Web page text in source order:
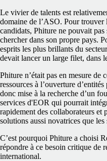
Le vivier de talents est
domaine de l’ASO. Pour trouver
candidats, Phiture ne pouvait pas
chercher dans son propre pays.
esprits les plus brillants du
devait lancer un large filet, dans
Phiture n’était pas en mesure de
ressources à l’ouverture d’entités
donc mise à la recherche d’un
services d'EOR qui pourrait
rapidement des collaborateurs et
solutions aussi novatrices que les
C’est pourquoi Phiture a choisi
répondre à ce besoin critique de
international.